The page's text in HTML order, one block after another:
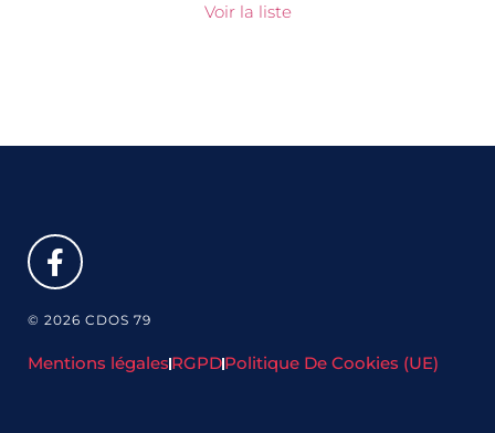
Voir la liste
© 2026 CDOS 79
Mentions légales RGPDPolitique De Cookies (UE)